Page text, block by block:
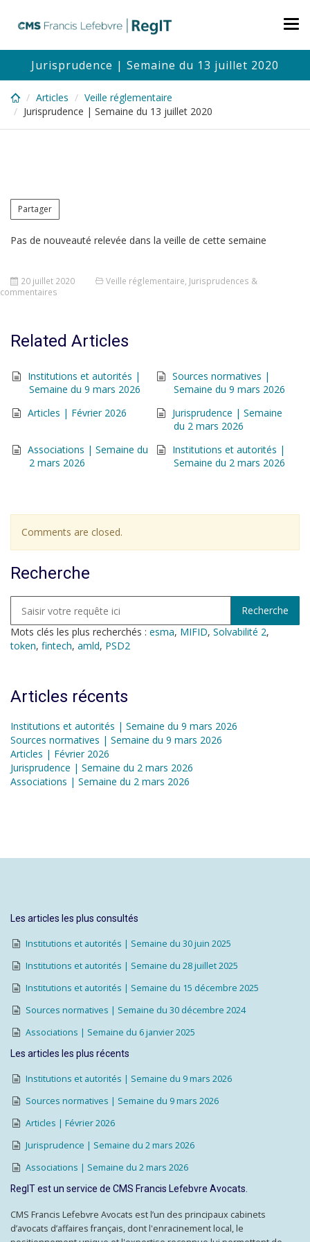
content
Jurisprudence | Semaine du 13 juillet 2020
Articles
Veille réglementaire
Jurisprudence | Semaine du 13 juillet 2020
Partager
Pas de nouveauté relevée dans la veille de cette semaine
20 juillet 2020 Veille réglementaire Jurisprudences &
commentaires
Related Articles
Institutions et autorités |
Semaine du 9 mars 2026
Sources normatives |
Semaine du 9 mars 2026
Articles | Février 2026
Jurisprudence | Semaine
du 2 mars 2026
Associations | Semaine du
2 mars 2026
Institutions et autorités |
Semaine du 2 mars 2026
Comments are closed.
Recherche
Mots clés les plus recherchés : esma, MIFID, Solvabilité 2,
token, fintech, amld, PSD2
Articles récents
Institutions et autorités | Semaine du 9 mars 2026
Sources normatives | Semaine du 9 mars 2026
Articles | Février 2026
Jurisprudence | Semaine du 2 mars 2026
Associations | Semaine du 2 mars 2026
Les articles les plus consultés
Institutions et autorités | Semaine du 30 juin 2025
Institutions et autorités | Semaine du 28 juillet 2025
Institutions et autorités | Semaine du 15 décembre 2025
Sources normatives | Semaine du 30 décembre 2024
Associations | Semaine du 6 janvier 2025
Les articles les plus récents
Institutions et autorités | Semaine du 9 mars 2026
Sources normatives | Semaine du 9 mars 2026
Articles | Février 2026
Jurisprudence | Semaine du 2 mars 2026
Associations | Semaine du 2 mars 2026
RegIT est un service de CMS Francis Lefebvre Avocats.
CMS Francis Lefebvre Avocats est l’un des principaux cabinets
d’avocats d’affaires français, dont l'enracinement local, le